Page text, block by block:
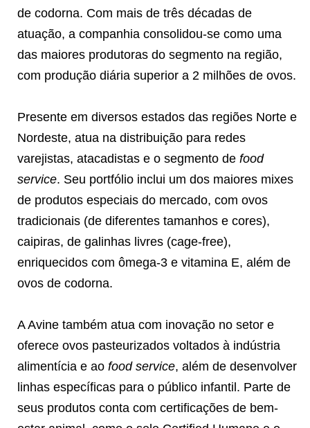
de codorna. Com mais de três décadas de
atuação, a companhia consolidou-se como uma
das maiores produtoras do segmento na região,
com produção diária superior a 2 milhões de ovos.
Presente em diversos estados das regiões Norte e
Nordeste, atua na distribuição para redes
varejistas, atacadistas e o segmento de food
service. Seu portfólio inclui um dos maiores mixes
de produtos especiais do mercado, com ovos
tradicionais (de diferentes tamanhos e cores),
caipiras, de galinhas livres (cage-free),
enriquecidos com ômega-3 e vitamina E, além de
ovos de codorna.
A Avine também atua com inovação no setor e
oferece ovos pasteurizados voltados à indústria
alimentícia e ao food service, além de desenvolver
linhas específicas para o público infantil. Parte de
seus produtos conta com certificações de bem-